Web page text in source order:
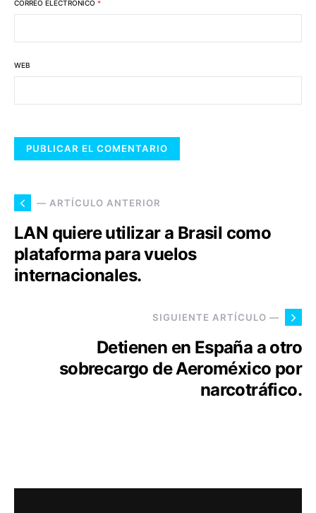
CORREO ELECTRÓNICO *
WEB
— ARTÍCULO ANTERIOR
LAN quiere utilizar a Brasil como
plataforma para vuelos
internacionales.
SIGUIENTE ARTÍCULO —
Detienen en España a otro
sobrecargo de Aeroméxico por
narcotráfico.